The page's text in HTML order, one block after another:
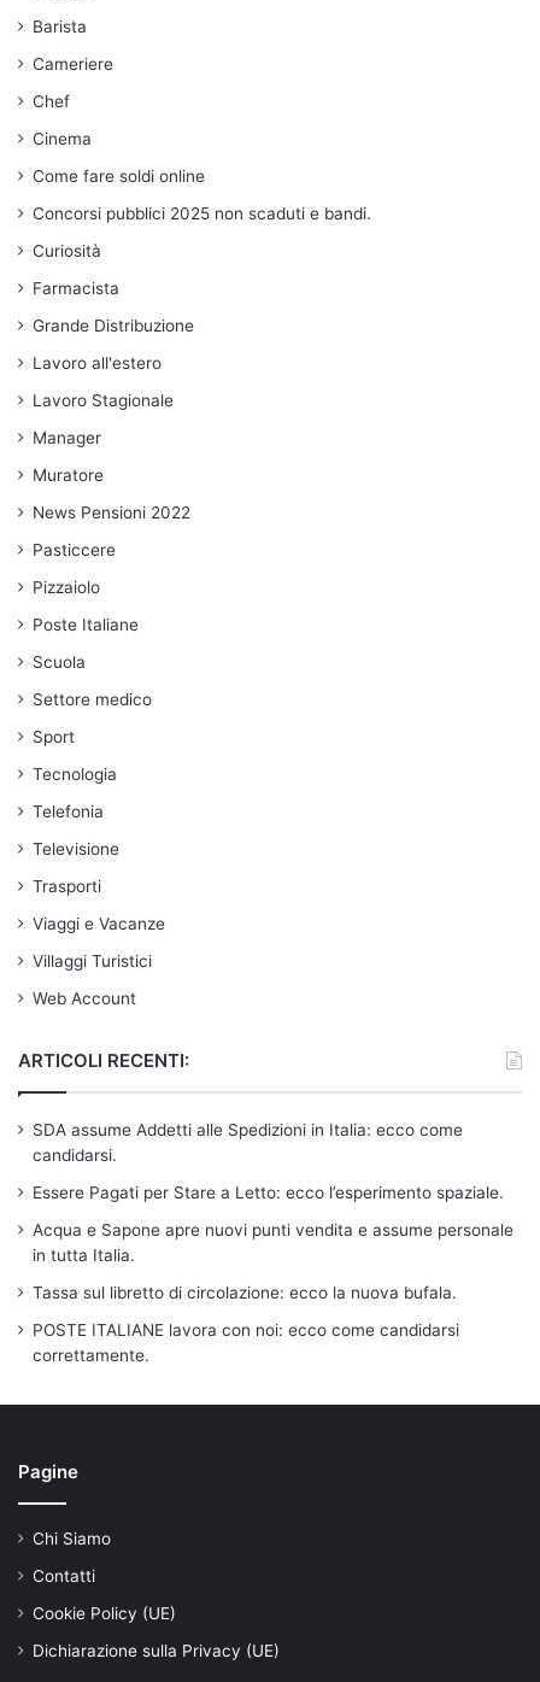
Barista
Cameriere
Chef
Cinema
Come fare soldi online
Concorsi pubblici 2025 non scaduti e bandi.
Curiosità
Farmacista
Grande Distribuzione
Lavoro all'estero
Lavoro Stagionale
Manager
Muratore
News Pensioni 2022
Pasticcere
Pizzaiolo
Poste Italiane
Scuola
Settore medico
Sport
Tecnologia
Telefonia
Televisione
Trasporti
Viaggi e Vacanze
Villaggi Turistici
Web Account
ARTICOLI RECENTI:
SDA assume Addetti alle Spedizioni in Italia: ecco come
candidarsi.
Essere Pagati per Stare a Letto: ecco l’esperimento spaziale.
Acqua e Sapone apre nuovi punti vendita e assume personale
in tutta Italia.
Tassa sul libretto di circolazione: ecco la nuova bufala.
POSTE ITALIANE lavora con noi: ecco come candidarsi
correttamente.
Pagine
Chi Siamo
Contatti
Cookie Policy (UE)
Dichiarazione sulla Privacy (UE)